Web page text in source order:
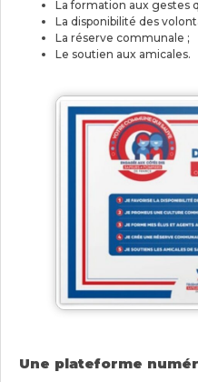
La formation aux gestes
La disponibilité des
La réserve communale ;
Le soutien aux amicales.
Une plateforme